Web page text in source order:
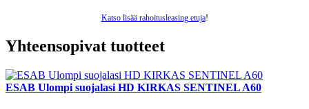
Katso lisää rahoitusleasing etuja!
Yhteensopivat tuotteet
ESAB Ulompi suojalasi HD KIRKAS SENTINEL A60